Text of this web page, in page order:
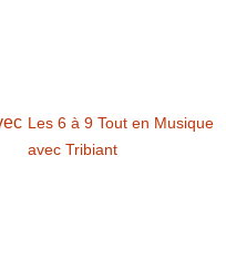
Les 6 à 9 Tout en Musique
avec Tribiant